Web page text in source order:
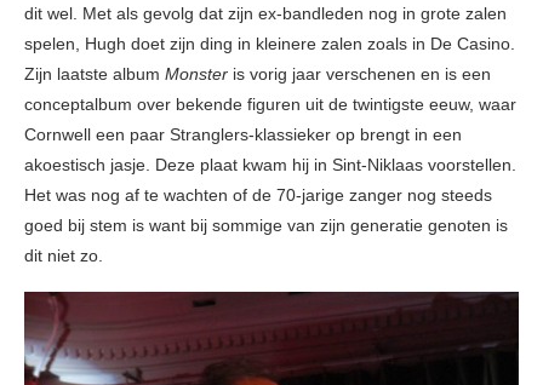
dit wel. Met als gevolg dat zijn ex-bandleden nog in grote zalen
spelen, Hugh doet zijn ding in kleinere zalen zoals in De Casino.
Zijn laatste album Monster is vorig jaar verschenen en is een
conceptalbum over bekende figuren uit de twintigste eeuw, waar
Cornwell een paar Stranglers-klassieker op brengt in een
akoestisch jasje. Deze plaat kwam hij in Sint-Niklaas voorstellen.
Het was nog af te wachten of de 70-jarige zanger nog steeds
goed bij stem is want bij sommige van zijn generatie genoten is
dit niet zo.